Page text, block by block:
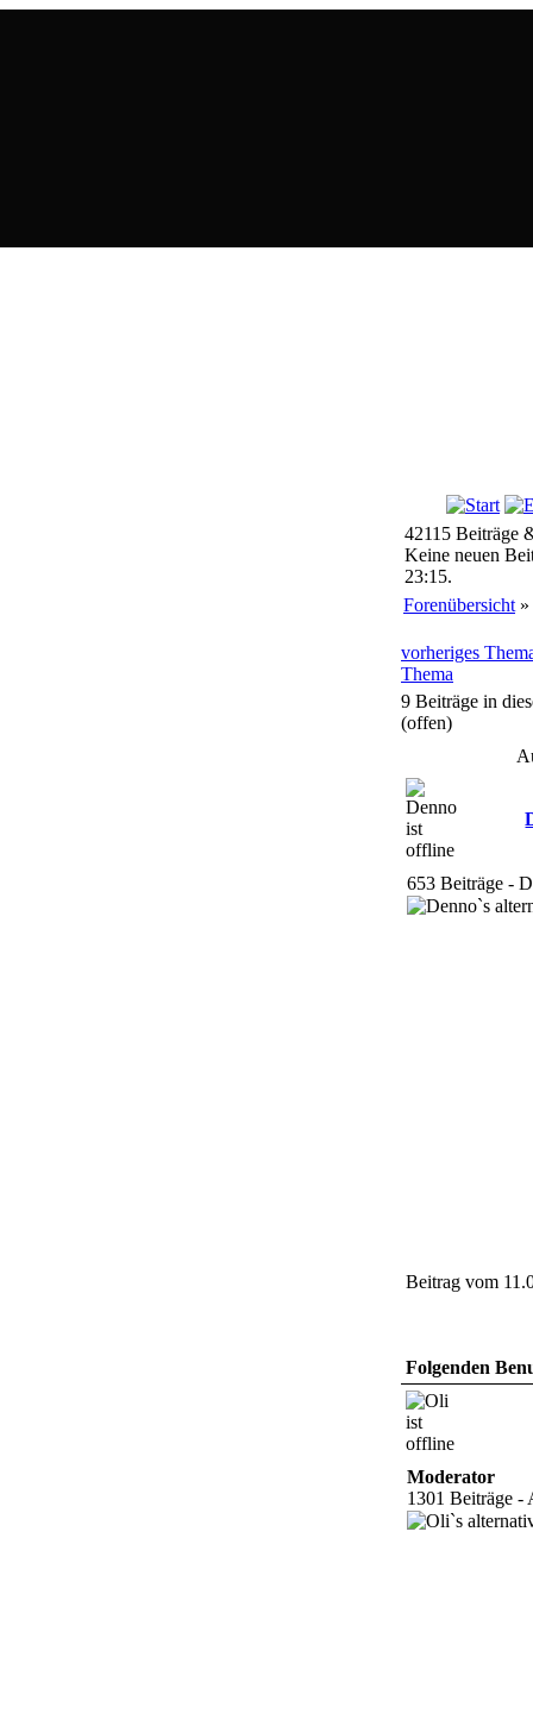
42115 Beiträge
Keine neuen
23:15.
Forenübersicht »
vorheriges
Thema
9 Beiträge in
(offen)
653 Beiträge -
Beitrag vom
Folgenden
Moderator
1301 Beiträge -